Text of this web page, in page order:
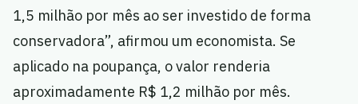
1,5 milhão por mês ao ser investido de forma
conservadora”, afirmou um economista. Se
aplicado na poupança, o valor renderia
aproximadamente R$ 1,2 milhão por mês.